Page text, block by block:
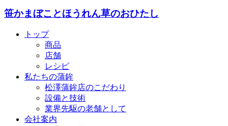
笹かまぼことほうれん草のおひたし
トップ
商品
店舗
レシピ
私たちの蒲鉾
松澤蒲鉾店のこだわり
設備と技術
業界先駆の老舗として
会社案内